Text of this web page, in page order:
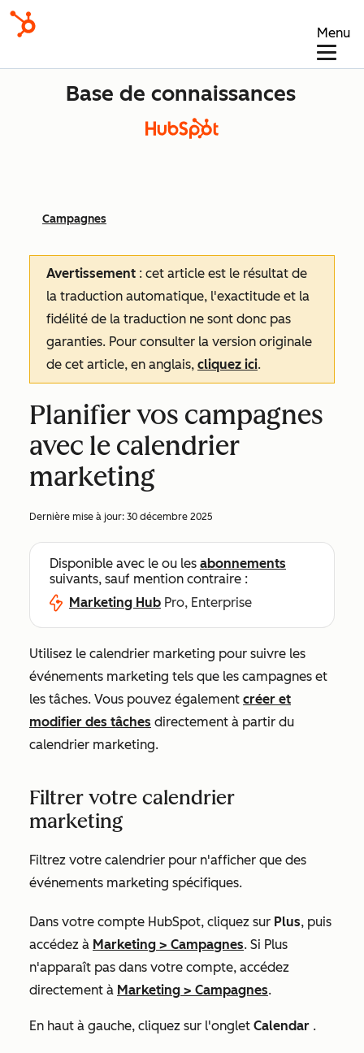
Menu
Base de connaissances
Campagnes
Avertissement : cet article est le résultat de
la traduction automatique, l'exactitude et la
fidélité de la traduction ne sont donc pas
garanties. Pour consulter la version originale
de cet article, en anglais, cliquez ici.
Planifier vos campagnes
avec le calendrier
marketing
Dernière mise à jour: 30 décembre 2025
Disponible avec le ou les abonnements
suivants, sauf mention contraire :
Marketing Hub Pro, Enterprise
Utilisez le calendrier marketing pour suivre les
événements marketing tels que les campagnes et
les tâches. Vous pouvez également créer et
modifier des tâches directement à partir du
calendrier marketing.
Filtrer votre calendrier
marketing
Filtrez votre calendrier pour n'afficher que des
événements marketing spécifiques.
Dans votre compte HubSpot, cliquez sur Plus, puis
accédez à Marketing > Campagnes. Si Plus
n'apparaît pas dans votre compte, accédez
directement à Marketing > Campagnes.
En haut à gauche, cliquez sur l'onglet Calendar .